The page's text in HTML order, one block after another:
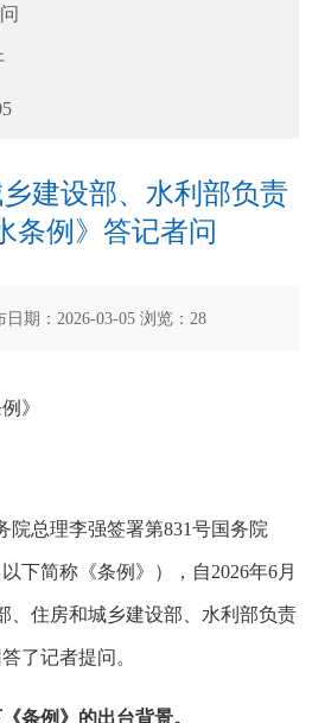
建设部、水利部负责
条例》答记者问
期：2026-03-05 浏览： 28
》
院总理李强签署第831号国务院
以下简称《条例》），自2026年6月
、住房和城乡建设部、水利部负责
了记者提问。
条例》的出台背景。